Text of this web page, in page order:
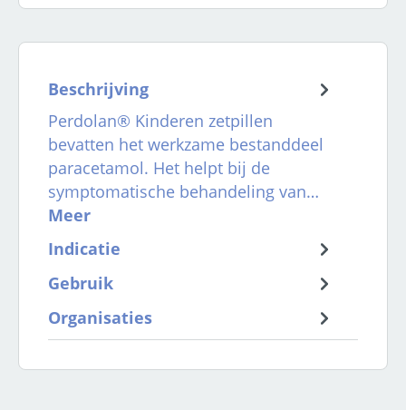
Beschrijving
Perdolan® Kinderen zetpillen
bevatten het werkzame bestanddeel
paracetamol. Het helpt bij de
symptomatische behandeling van…
Meer
Indicatie
Gebruik
Organisaties